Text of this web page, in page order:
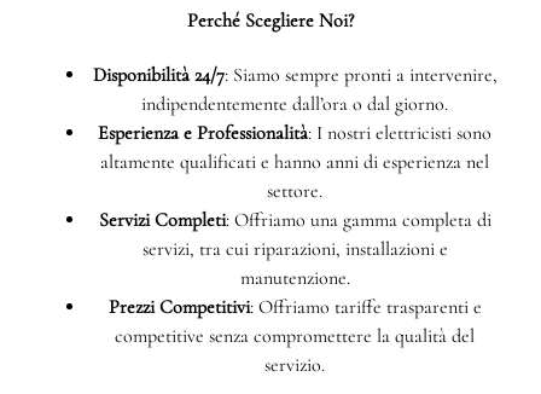
Perché Scegliere Noi?
Disponibilità 24/7: Siamo sempre pronti a intervenire,
indipendentemente dall’ora o dal giorno.
Esperienza e Professionalità: I nostri elettricisti sono
altamente qualificati e hanno anni di esperienza nel
settore.
Servizi Completi: Offriamo una gamma completa di
servizi, tra cui riparazioni, installazioni e
manutenzione.
Prezzi Competitivi: Offriamo tariffe trasparenti e
competitive senza compromettere la qualità del
servizio.